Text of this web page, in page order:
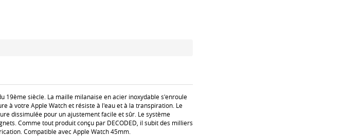
siècle. La maille milanaise en acier inoxydable s'enroule
à votre Apple Watch et résiste à l'eau et à la transpiration. Le
dissimulée pour un ajustement facile et sûr. Le système
Comme tout produit conçu par DECODED, il subit des milliers
Compatible avec Apple Watch 45mm.